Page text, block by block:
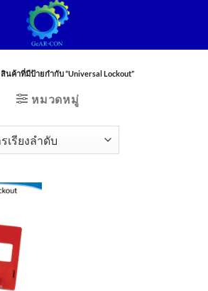
สินค้าที่มีป้ายกำกับ “Universal Lockout”
หมวดหมู่